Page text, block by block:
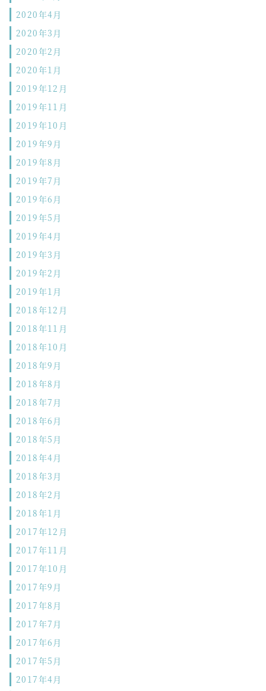
2020年4月
2020年3月
2020年2月
2020年1月
2019年12月
2019年11月
2019年10月
2019年9月
2019年8月
2019年7月
2019年6月
2019年5月
2019年4月
2019年3月
2019年2月
2019年1月
2018年12月
2018年11月
2018年10月
2018年9月
2018年8月
2018年7月
2018年6月
2018年5月
2018年4月
2018年3月
2018年2月
2018年1月
2017年12月
2017年11月
2017年10月
2017年9月
2017年8月
2017年7月
2017年6月
2017年5月
2017年4月